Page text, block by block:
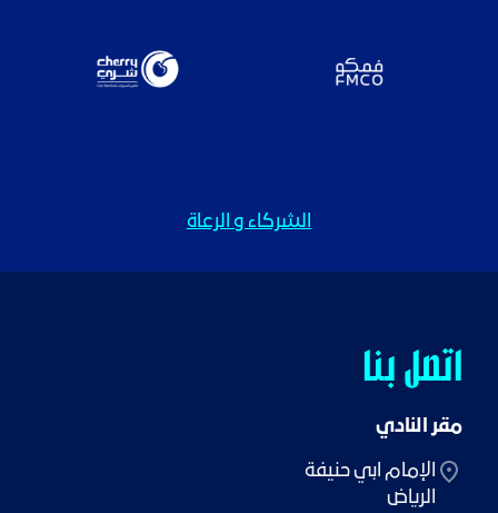
الشركاء و الرعاة
اتصل بنا
مقر النادي